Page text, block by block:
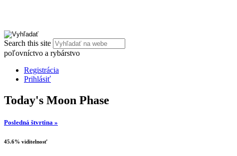
Search this site
poľovníctvo a rybárstvo
Registrácia
Prihlásiť
Today's Moon Phase
Posledná štvrtina »
45.6% viditelnosť